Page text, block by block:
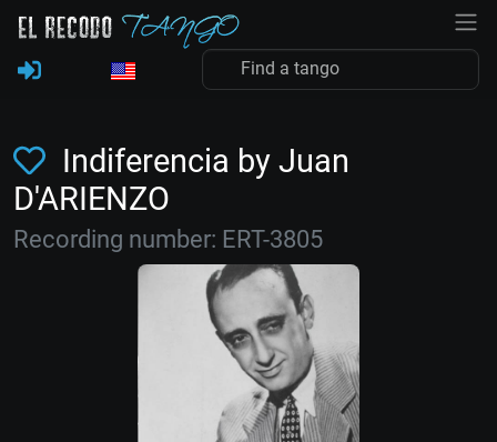
Indiferencia by Juan
D'ARIENZO
Recording number: ERT-3805